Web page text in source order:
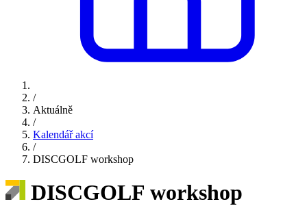
/
Aktuálně
/
Kalendář akcí
/
DISCGOLF workshop
DISCGOLF workshop